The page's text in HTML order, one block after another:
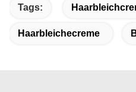
Tags:
Haarbleichecreme